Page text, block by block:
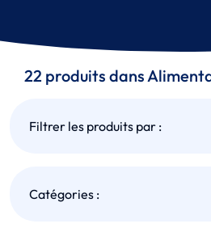
22 produits dans
Filtrer les produits par :
Catégories :